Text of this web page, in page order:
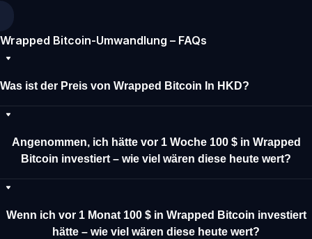
Wrapped Bitcoin-Umwandlung – FAQs
Was ist der Preis von Wrapped Bitcoin In HKD?
Angenommen, ich hätte vor 1 Woche 100 $ in Wrapped
Bitcoin investiert – wie viel wären diese heute wert?
Wenn ich vor 1 Monat 100 $ in Wrapped Bitcoin investiert
hätte – wie viel wären diese heute wert?